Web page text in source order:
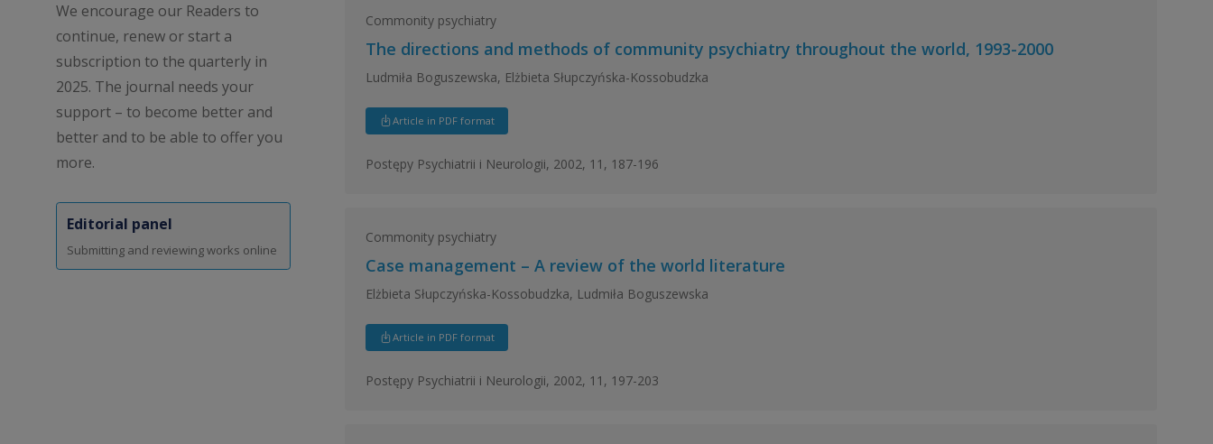
We encourage our Readers to
continue, renew or start a
subscription to the quarterly in
2025. The journal needs your
support – to become better and
better and to be able to offer you
more.
Editorial panel
Submitting and reviewing works online
Commonity psychiatry
The directions and methods of community psychiatry throughout the world, 1993-2000
Ludmiła Boguszewska, Elżbieta Słupczyńska-Kossobudzka
Article in PDF format
Postępy Psychiatrii i Neurologii, 2002, 11, 187-196
Commonity psychiatry
Case management – A review of the world literature
Elżbieta Słupczyńska-Kossobudzka, Ludmiła Boguszewska
Article in PDF format
Postępy Psychiatrii i Neurologii, 2002, 11, 197-203